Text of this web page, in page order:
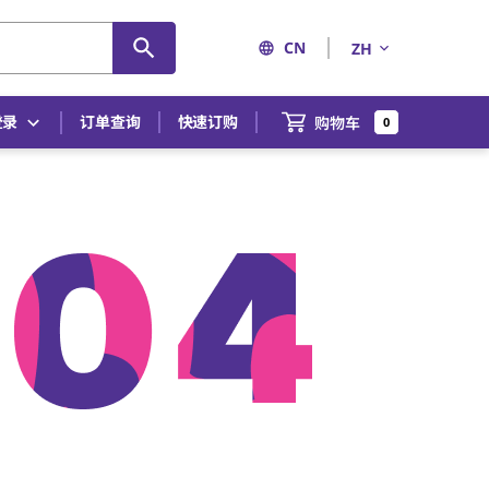
CN ZH
订单查询 快速订购 购物车 0